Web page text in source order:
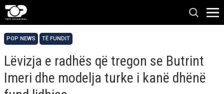
POP NEWS TË FUNDIT
Lëvizja e radhës që tregon se Butrint
Imeri dhe modelja turke i kanë dhënë